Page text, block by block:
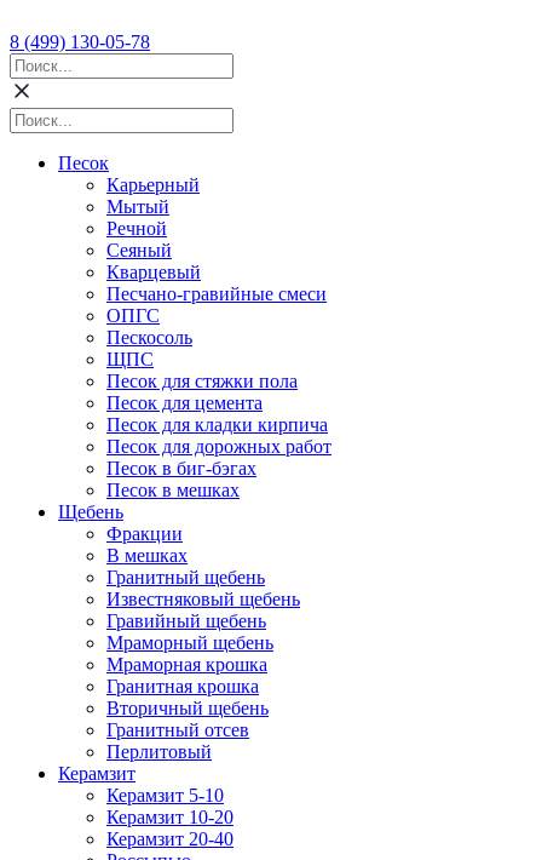
8 (499) 130-05-78
Песок
Карьерный
Мытый
Речной
Сеяный
Кварцевый
Песчано-гравийные смеси
ОПГС
Пескосоль
ЩПС
Песок для стяжки пола
Песок для цемента
Песок для кладки кирпича
Песок для дорожных работ
Песок в биг-бэгах
Песок в мешках
Щебень
Фракции
В мешках
Гранитный щебень
Известняковый щебень
Гравийный щебень
Мраморный щебень
Мраморная крошка
Гранитная крошка
Вторичный щебень
Гранитный отсев
Перлитовый
Керамзит
Керамзит 5-10
Керамзит 10-20
Керамзит 20-40